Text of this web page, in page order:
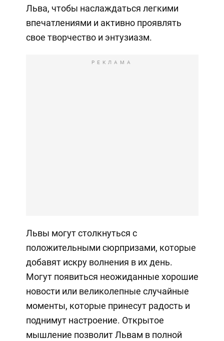
Льва, чтобы наслаждаться легкими
впечатлениями и активно проявлять
свое творчество и энтузиазм.
РЕКЛАМА
Львы могут столкнуться с
положительными сюрпризами, которые
добавят искру волнения в их день.
Могут появиться неожиданные хорошие
новости или великолепные случайные
моменты, которые принесут радость и
поднимут настроение. Открытое
мышление позволит Львам в полной